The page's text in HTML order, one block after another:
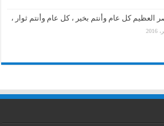
كل عام وأنتم بخير ، كل عام وأنتم ثوار ،